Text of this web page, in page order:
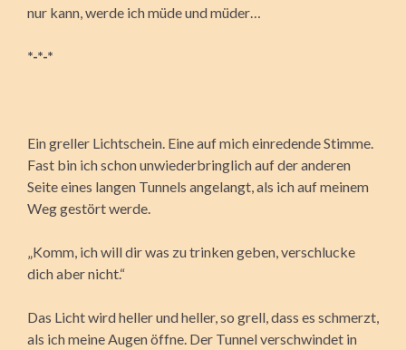
nur kann, werde ich müde und müder…
*-*-*
Ein greller Lichtschein. Eine auf mich einredende Stimme.
Fast bin ich schon unwiederbringlich auf der anderen
Seite eines langen Tunnels angelangt, als ich auf meinem
Weg gestört werde.
„Komm, ich will dir was zu trinken geben, verschlucke
dich aber nicht.“
Das Licht wird heller und heller, so grell, dass es schmerzt,
als ich meine Augen öffne. Der Tunnel verschwindet in